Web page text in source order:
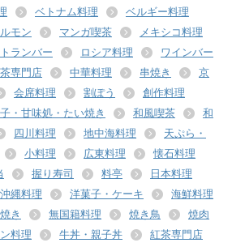
ベトナム料理
ベルギー料理
モン マンガ喫茶
メキシコ料理
ランバー ロシア料理
ワインバー
専門店 中華料理 串焼き
京
会席料理 割ぽう
創作料理
・甘味処・たい焼き 和風喫茶
和
四川料理 地中海料理
天ぷら・
小料理 広東料理
懐石料理
握り寿司 料亭
日本料理
沖縄料理 洋菓子・ケーキ
海鮮料理
き 無国籍料理 焼き鳥
焼肉
料理 牛丼・親子丼
紅茶専門店